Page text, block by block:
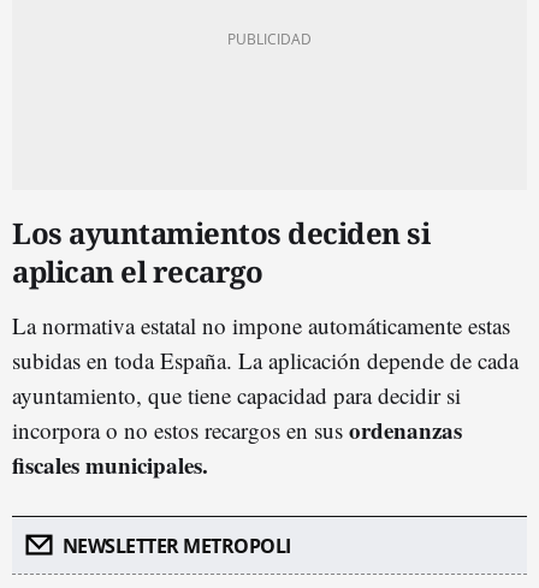
Los ayuntamientos deciden si
aplican el recargo
La normativa estatal no impone automáticamente estas
subidas en toda España. La aplicación depende de cada
ayuntamiento, que tiene capacidad para decidir si
incorpora o no estos recargos en sus ordenanzas
fiscales municipales.
NEWSLETTER METROPOLI